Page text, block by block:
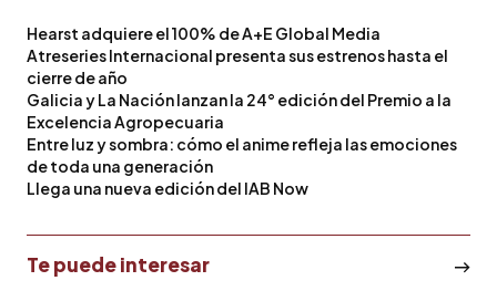
Hearst adquiere el 100% de A+E Global Media
Atreseries Internacional presenta sus estrenos hasta el
cierre de año
Galicia y La Nación lanzan la 24° edición del Premio a la
Excelencia Agropecuaria
Entre luz y sombra: cómo el anime refleja las emociones
de toda una generación
Llega una nueva edición del IAB Now
Te puede interesar